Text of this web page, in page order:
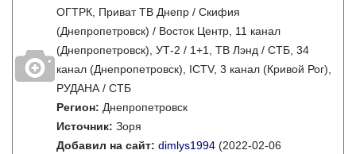
ОГТРК, Приват ТВ Днепр / Скифия
(Днепропетровск) / Восток Центр, 11 канал
(Днепропетровск), УТ-2 / 1+1, ТВ Лэнд / СТБ, 34
канал (Днепропетровск), ICTV, 3 канал (Кривой Рог),
РУДАНА / СТБ
Регион: Днепропетровск
Источник: Зоря
Добавил на сайт: dimlys1994 (2022-02-06